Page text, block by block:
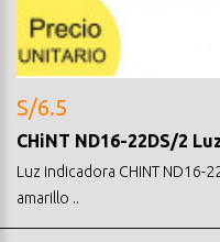
S/6.5
CHiNT ND16-22DS/2
Luz indicadora CHINT ND16-
amarillo ..